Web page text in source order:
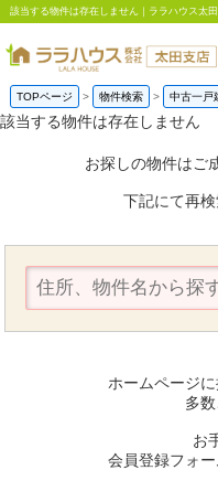
該当する物件は存在しません｜ララハウス太
TOPページ 物件検索 中古一戸
該当する物件は存在しません
お探しの物件はご
下記にて再検
ホームページ
多数
お
会員登録フォー